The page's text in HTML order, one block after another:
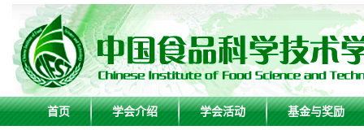
首页 学会介绍 学会活动 基金与奖励